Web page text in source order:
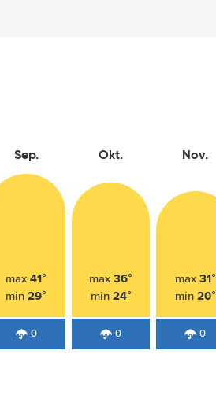
Sep.
max41°
min29°
0
Okt.
max36°
min 24°
0
Nov.
max 31°
min 20°
0